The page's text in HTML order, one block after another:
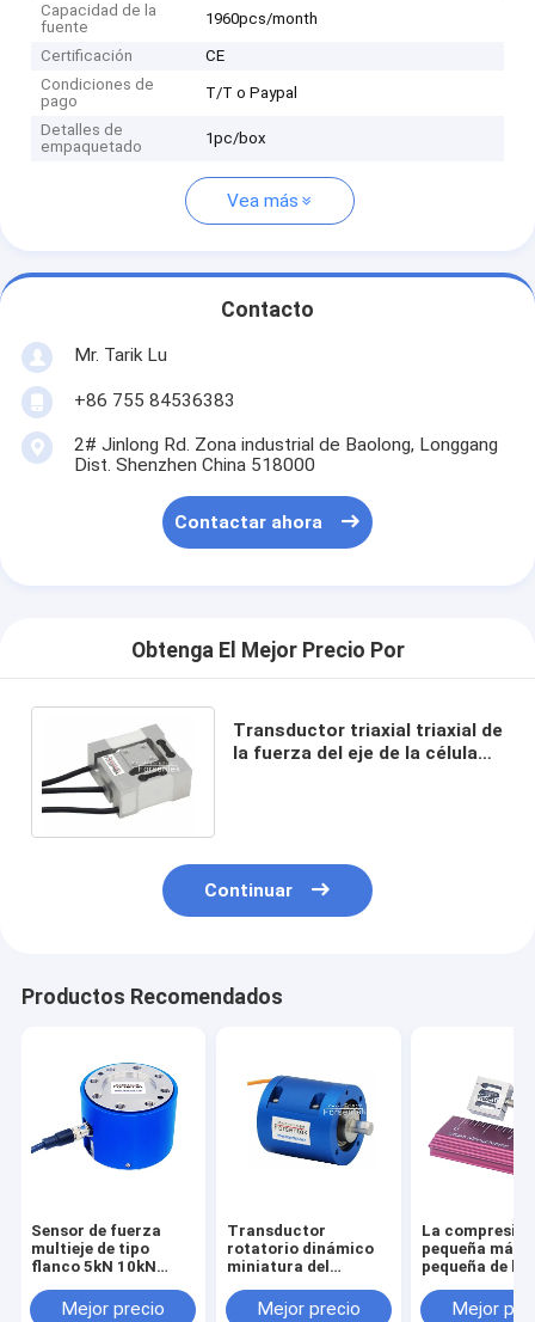
Capacidad de la
fuente
1960pcs/month
Certificación
CE
Condiciones de
pago
T/T o Paypal
Detalles de
empaquetado
1pc/box
Vea más
Contacto
Mr. Tarik Lu
+86 755 84536383
2# Jinlong Rd. Zona industrial de Baolong, Longgang
Dist. Shenzhen China 518000
Contactar ahora
Obtenga El Mejor Precio Por
Transductor triaxial triaxial de
la fuerza del eje de la célula
Continuar
Productos Recomendados
Sensor de fuerza
multieje de tipo
flanco 5kN 10kN
100kN Célula de
Mejor precio
Transductor
rotatorio dinámico
miniatura del
del sensor 1NM 2NM
Mejor precio
La
pequeña más
pequeña de la
la fuerza del
Mejor